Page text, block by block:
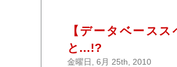
【データベース
と…!?
金曜日, 6月 25th, 2010